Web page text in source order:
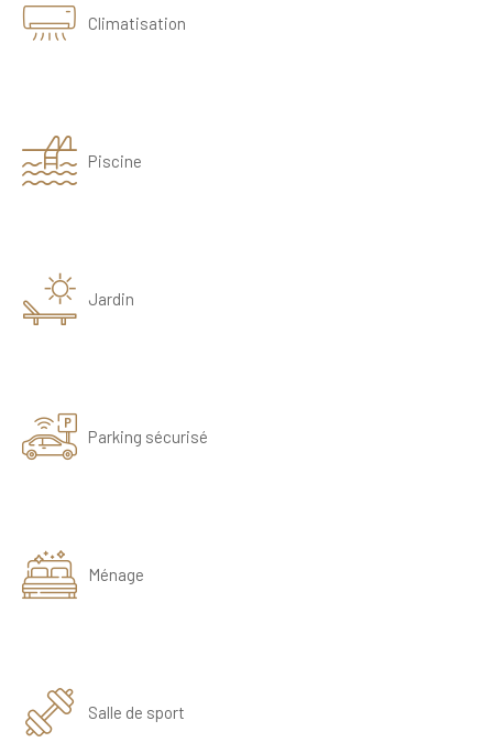
Climatisation
Piscine
Jardin
Parking sécurisé
Ménage
Salle de sport